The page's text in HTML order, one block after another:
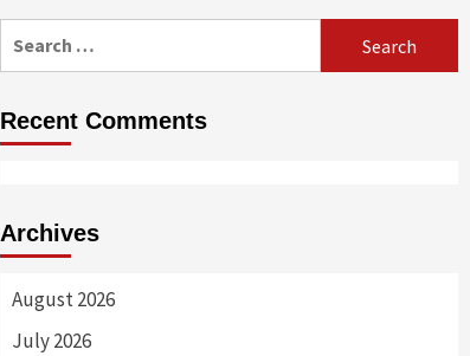
Recent Comments
Archives
August 2026
July 2026